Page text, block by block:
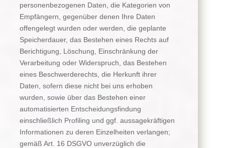
personenbezogenen Daten, die Kategorien von
Empfängern, gegenüber denen Ihre Daten
offengelegt wurden oder werden, die geplante
Speicherdauer, das Bestehen eines Rechts auf
Berichtigung, Löschung, Einschränkung der
Verarbeitung oder Widerspruch, das Bestehen
eines Beschwerderechts, die Herkunft ihrer
Daten, sofern diese nicht bei uns erhoben
wurden, sowie über das Bestehen einer
automatisierten Entscheidungsfindung
einschließlich Profiling und ggf. aussagekräftigen
Informationen zu deren Einzelheiten verlangen;
gemäß Art. 16 DSGVO unverzüglich die